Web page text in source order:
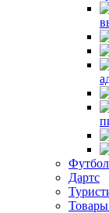
Дартс